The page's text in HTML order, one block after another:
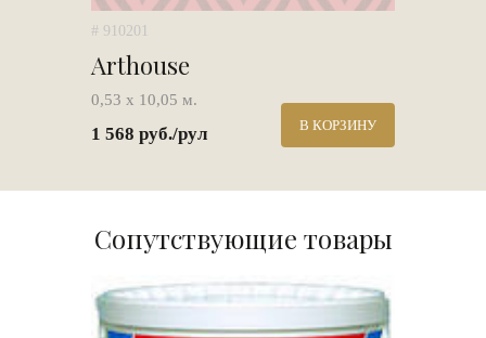
# 910201
Arthouse
0,53 х 10,05 м.
1 568 руб./рул В КОРЗИНУ
Сопутствующие товары